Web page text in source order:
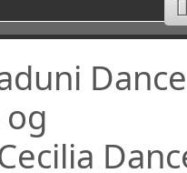
TIL UKASSEN
U-KASSE
STØTTER VI?
2025
2024
2023
2022
Dance